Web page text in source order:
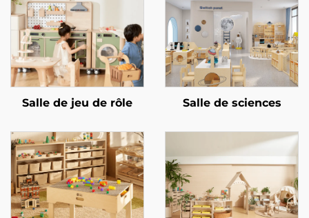
Salle de jeu de rôle Salle de sciences